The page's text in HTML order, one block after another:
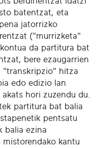
batentzat, eta
jatorrizko
("murrizketa"
da partitura bat
bere ezaugarrien
"transkripzio" hitza
edo edizio lan
hori zuzendu du.
partitura bat balia
pentsatu
balia ezina
kantu